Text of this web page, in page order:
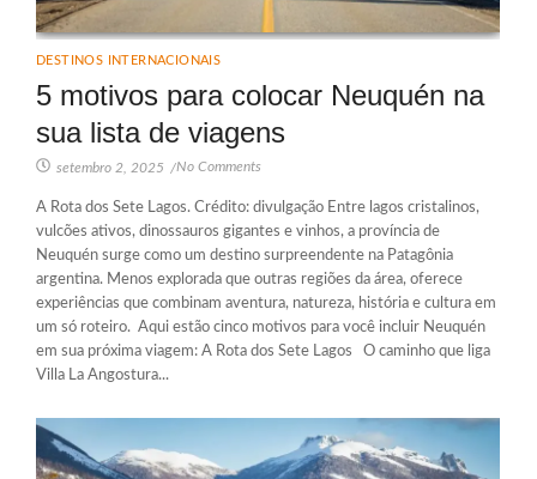
DESTINOS INTERNACIONAIS
5 motivos para colocar Neuquén na
sua lista de viagens
setembro 2, 2025 /No Comments
A Rota dos Sete Lagos. Crédito: divulgação Entre lagos cristalinos,
vulcões ativos, dinossauros gigantes e vinhos, a província de
Neuquén surge como um destino surpreendente na Patagônia
argentina. Menos explorada que outras regiões da área, oferece
experiências que combinam aventura, natureza, história e cultura em
um só roteiro. Aqui estão cinco motivos para você incluir Neuquén
em sua próxima viagem: A Rota dos Sete Lagos O caminho que liga
Villa La Angostura...